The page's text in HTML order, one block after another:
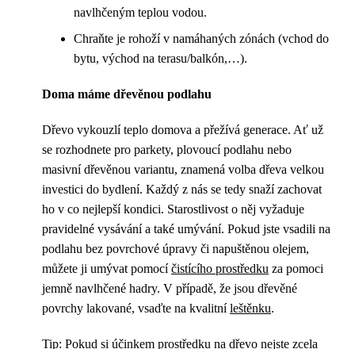
navlhčeným teplou vodou.
Chraňte je rohoží v namáhaných zónách (vchod do
bytu, východ na terasu/balkón,…).
Doma máme dřevěnou podlahu
Dřevo vykouzlí teplo domova a přežívá generace. Ať už
se rozhodnete pro parkety, plovoucí podlahu nebo
masivní dřevěnou variantu, znamená volba dřeva velkou
investici do bydlení. Každý z nás se tedy snaží zachovat
ho v co nejlepší kondici. Starostlivost o něj vyžaduje
pravidelné vysávání a také umývání. Pokud jste vsadili na
podlahu bez povrchové úpravy či napuštěnou olejem,
můžete ji umývat pomocíčistícího prostředku za pomoci
jemně navlhčené hadry. V případě, že jsou dřevěné
povrchy lakované, vsaďte na kvalitníleštěnku.
Tip: Pokud si účinkem prostředku na dřevo nejste zcela